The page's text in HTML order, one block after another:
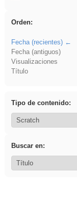
Orden:
Fecha (recientes)
Fecha (antiguos)
Visualizaciones
Título
Tipo de contenido:
Buscar en: